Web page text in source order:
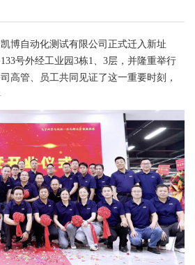
博自动化测试有限公司正式迁入新址
号外经工业园3栋1、3层，并隆重举行
高管、员工共同见证了这一重要时刻，